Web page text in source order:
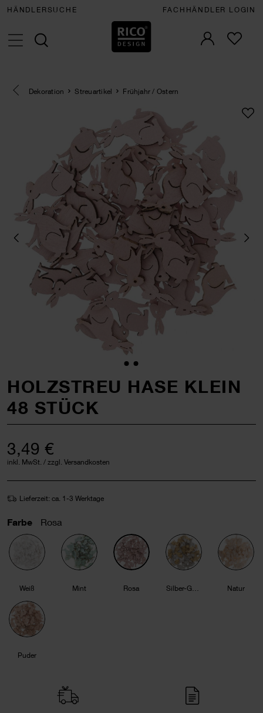
HÄNDLERSUCHE FACHHÄNDLER LOGIN
Eine Kategorie zurück navigieren
Dekoration Streuartikel Frühjahr / Ostern
HOLZSTREU HASE KLEIN
48 STÜCK
3,49 €
inkl. MwSt. / zzgl. Versandkosten
Lieferzeit: ca. 1-3 Werktage
Farbe Rosa
Weiß Mint Rosa Natur
Puder